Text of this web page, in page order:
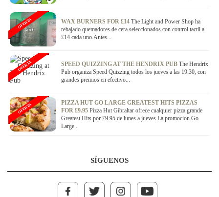
WAX BURNERS FOR £14 The Light and Power Shop ha
rebajado quemadores de cera seleccionados con control tactil a
£14 cada uno.Antes...
OFERTA
SPEED QUIZZING AT THE HENDRIX PUB The Hendrix
Pub organiza Speed Quizzing todos los jueves a las 19:30, con
grandes premios en efectivo...
OFERTA
PIZZA HUT GO LARGE GREATEST HITS PIZZAS
FOR £9.95 Pizza Hut Gibraltar ofrece cualquier pizza grande
Greatest Hits por £9.95 de lunes a jueves.La promocion Go
Large...
OFERTA
SÍGUENOS